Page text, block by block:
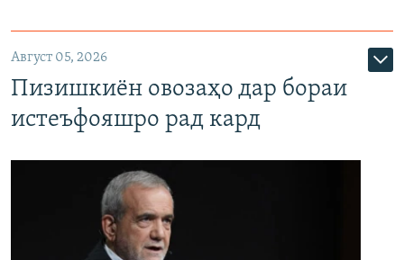
Август 05, 2026
Пизишкиён овозаҳо дар бораи
истеъфояшро рад кард